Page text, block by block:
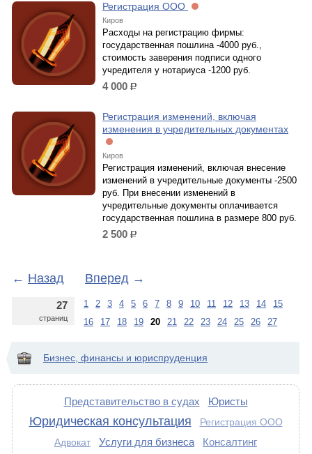
Регистрация ООО
Киров
Расходы на регистрацию фирмы:
государственная пошлина -4000 руб.,
стоимость заверения подписи одного
учредителя у нотариуса -1200 руб.
4 000 р.
Регистрация изменений, включая
изменения в учредительных документах
Киров
Регистрация изменений, включая внесение
изменений в учредительные документы -2500
руб. При внесении изменений в
учредительные документы оплачивается
государственная пошлина в размере 800 руб.
2 500 р.
← Назад Вперед →
27
страниц
1 2 3 4 5 6 7 8 9 10 11 12 13 14
15
16
17 18 19 20 21 22 23 24 25 26 27
Бизнес, финансы и юриспруденция
Представительство в судах Юристы
Юридическая консультация
Регистрация ООО
Адвокат
Услуги для бизнеса Консалтинг